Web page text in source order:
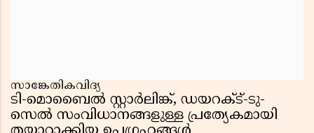
സാങ്കേതികവിദ്യ
ടി-മൊബൈൽ സ്റ്റാർലിങ്ക്, ഡയറക്‌ട്-ടു-
സെൽ സംവിധാനങ്ങളുള്ള പ്രത്യേകമായി